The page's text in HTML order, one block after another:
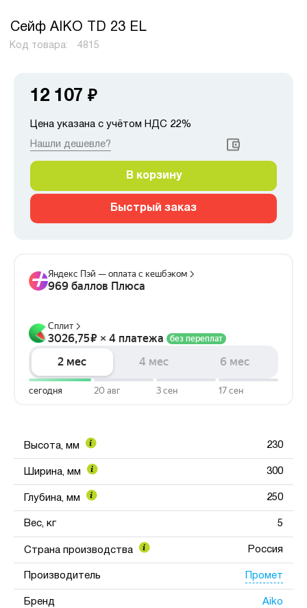
Сейф AIKO TD 23 EL
Код товара: 4815
12 107 ₽
Цена указана с учётом НДС 22%
Нашли дешевле?
В корзину
Быстрый заказ
Высота, мм 230
Ширина, мм 300
Глубина, мм 250
Вес, кг 5
Страна производства Россия
Производитель Промет
Бренд Aiko